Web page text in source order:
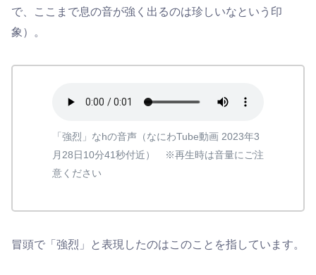
で、ここまで息の音が強く出るのは珍しいなという印
象）。
「強烈」なhの音声（なにわTube動画 2023年3
月28日10分41秒付近） ※再生時は音量にご注
意ください
冒頭で「強烈」と表現したのはこのことを指しています。